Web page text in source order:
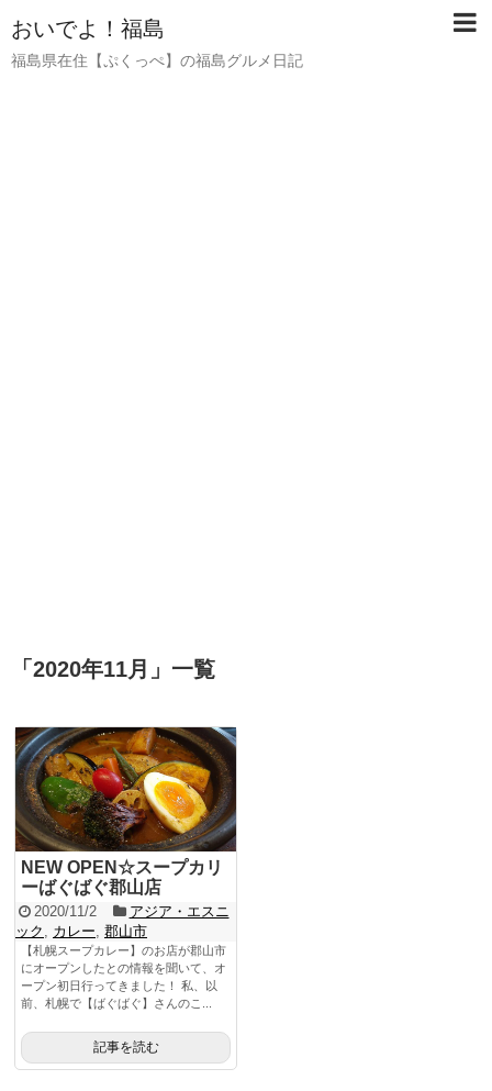
おいでよ！福島
福島県在住【ぷくっぺ】の福島グルメ日記
「 2020年11月 」 一覧
NEW OPEN☆スープカリ
ーばぐばぐ郡山店
2020/11/2
アジア・エスニ
ック
カレー 郡山市
【札幌スープカレー】のお店が郡山市
にオープンしたとの情報を聞いて、オ
ープン初日行ってきました！ 私、以
前、札幌で【ばぐばぐ】さんのこ...
記事を読む